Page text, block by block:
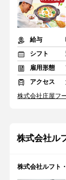
給与
シフト
雇用形態
アクセス
株式会社庄屋フ
株式会社ル
株式会社ルフト